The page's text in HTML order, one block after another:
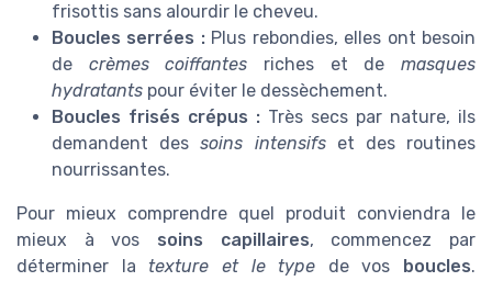
frisottis sans alourdir le cheveu.
Boucles serrées :Plus rebondies, elles ont besoin
de crèmes coiffantes riches et demasques
hydratants pour éviter le dessèchement.
Boucles frisés crépus : Très secs par nature, ils
demandent dessoins intensifset des routines
nourrissantes.
Pour mieux comprendre quel produit conviendra le
mieux à vos soins capillaires, commencez par
déterminer la texture et le type de vos boucles.